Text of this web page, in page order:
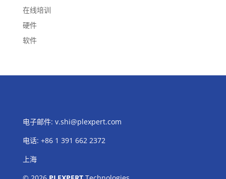
在线培训
硬件
软件
电子邮件: v.shi@plexpert.com
电话: +86 1 391 662 2372
上海